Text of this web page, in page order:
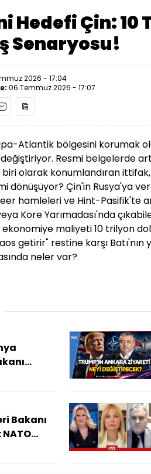
Hedefi Çin: 10
Senaryosu!
2026 - 17:04
06 Temmuz 2026 - 17:07
Atlantik bölgesini korumak
Resmi belgelerde
olarak konumlandıran
dönüşüyor? Çin'in Rusya'ya
hamleleri ve Hint-Pasifik'te
Kore Yarımadası'nda
ekonomiye maliyeti 10 trilyon
getirir" restine karşı Batı'nın
neler var?
Öncesi
Bakanı